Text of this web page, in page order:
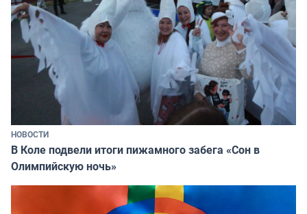
НОВОСТИ
В Коле подвели итоги пижамного забега «Сон в
Олимпийскую ночь»